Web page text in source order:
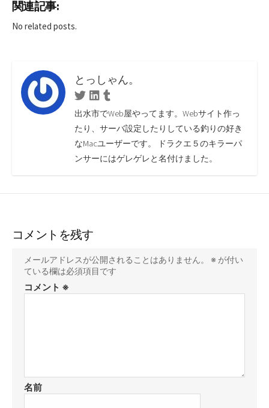
b
o
k
tt
er
関連記事:
No related posts.
とっしゃん。
TwitterLinkedin
出水市でWeb屋やってます。Webサイト作っ
たり、サーバ設定したりしている釣りの好き
なMacユーザーです。 ドラクエ５のキラーパ
ンサーにはゲレゲレと名付けました。
コメントを残す
メールアドレスが公開されることはありません。 ※ が付い
ている欄は必須項目です
コメント ※
名前